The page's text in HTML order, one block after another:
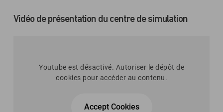
Vidéo de présentation du centre de simulation
Youtube est désactivé. Autoriser le dépôt de
cookies pour accéder au contenu.
Accept Cookies